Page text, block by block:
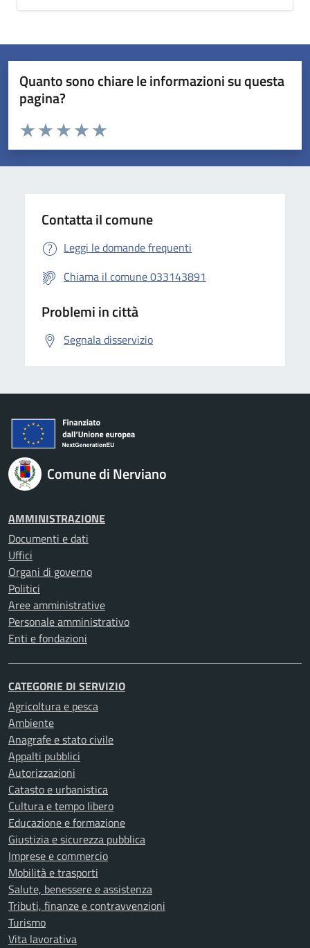
Quanto sono chiare le informazioni su questa
pagina?
Valuta da 1 a 5 stelle la pagina
Valuta 5 stelle su 5
Valuta 4 stelle su 5
Valuta 3 stelle su 5
Valuta 2 stelle su 5
Valuta 1 stelle su 5
Contatta il comune
Leggi le domande frequenti
Chiama il comune 033143891
Problemi in città
Segnala disservizio
Comune di Nerviano
AMMINISTRAZIONE
Documenti e dati
Uffici
Organi di governo
Politici
Aree amministrative
Personale amministrativo
Enti e fondazioni
CATEGORIE DI SERVIZIO
Agricoltura e pesca
Ambiente
Anagrafe e stato civile
Appalti pubblici
Autorizzazioni
Catasto e urbanistica
Cultura e tempo libero
Educazione e formazione
Giustizia e sicurezza pubblica
Imprese e commercio
Mobilità e trasporti
Salute, benessere e assistenza
Tributi, finanze e contravvenzioni
Turismo
Vita lavorativa